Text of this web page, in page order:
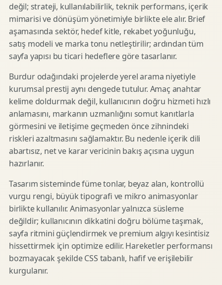
değil; strateji, kullanılabilirlik, teknik performans, içerik
mimarisi ve dönüşüm yönetimiyle birlikte ele alır. Brief
aşamasında sektör, hedef kitle, rekabet yoğunluğu,
satış modeli ve marka tonu netleştirilir; ardından tüm
sayfa yapısı bu ticari hedeflere göre tasarlanır.
Burdur odağındaki projelerde yerel arama niyetiyle
kurumsal prestij aynı dengede tutulur. Amaç anahtar
kelime doldurmak değil, kullanıcının doğru hizmeti hızlı
anlamasını, markanın uzmanlığını somut kanıtlarla
görmesini ve iletişime geçmeden önce zihnindeki
riskleri azaltmasını sağlamaktır. Bu nedenle içerik dili
abartısız, net ve karar vericinin bakış açısına uygun
hazırlanır.
Tasarım sisteminde füme tonlar, beyaz alan, kontrollü
vurgu rengi, büyük tipografi ve mikro animasyonlar
birlikte kullanılır. Animasyonlar yalnızca süsleme
değildir; kullanıcının dikkatini doğru bölüme taşımak,
sayfa ritmini güçlendirmek ve premium algıyı kesintisiz
hissettirmek için optimize edilir. Hareketler performansı
bozmayacak şekilde CSS tabanlı, hafif ve erişilebilir
kurgulanır.